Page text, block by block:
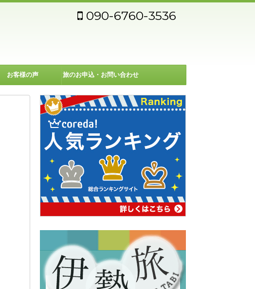
090-6760-3536
お客様の声 旅のお申込・お問い合わせ